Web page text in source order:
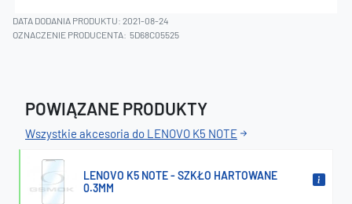
DATA DODANIA PRODUKTU: 2021-08-24
OZNACZENIE PRODUCENTA: 5D68C05525
POWIĄZANE PRODUKTY
Wszystkie akcesoria do LENOVO K5 NOTE
LENOVO K5 NOTE - SZKŁO HARTOWANE
0.3MM